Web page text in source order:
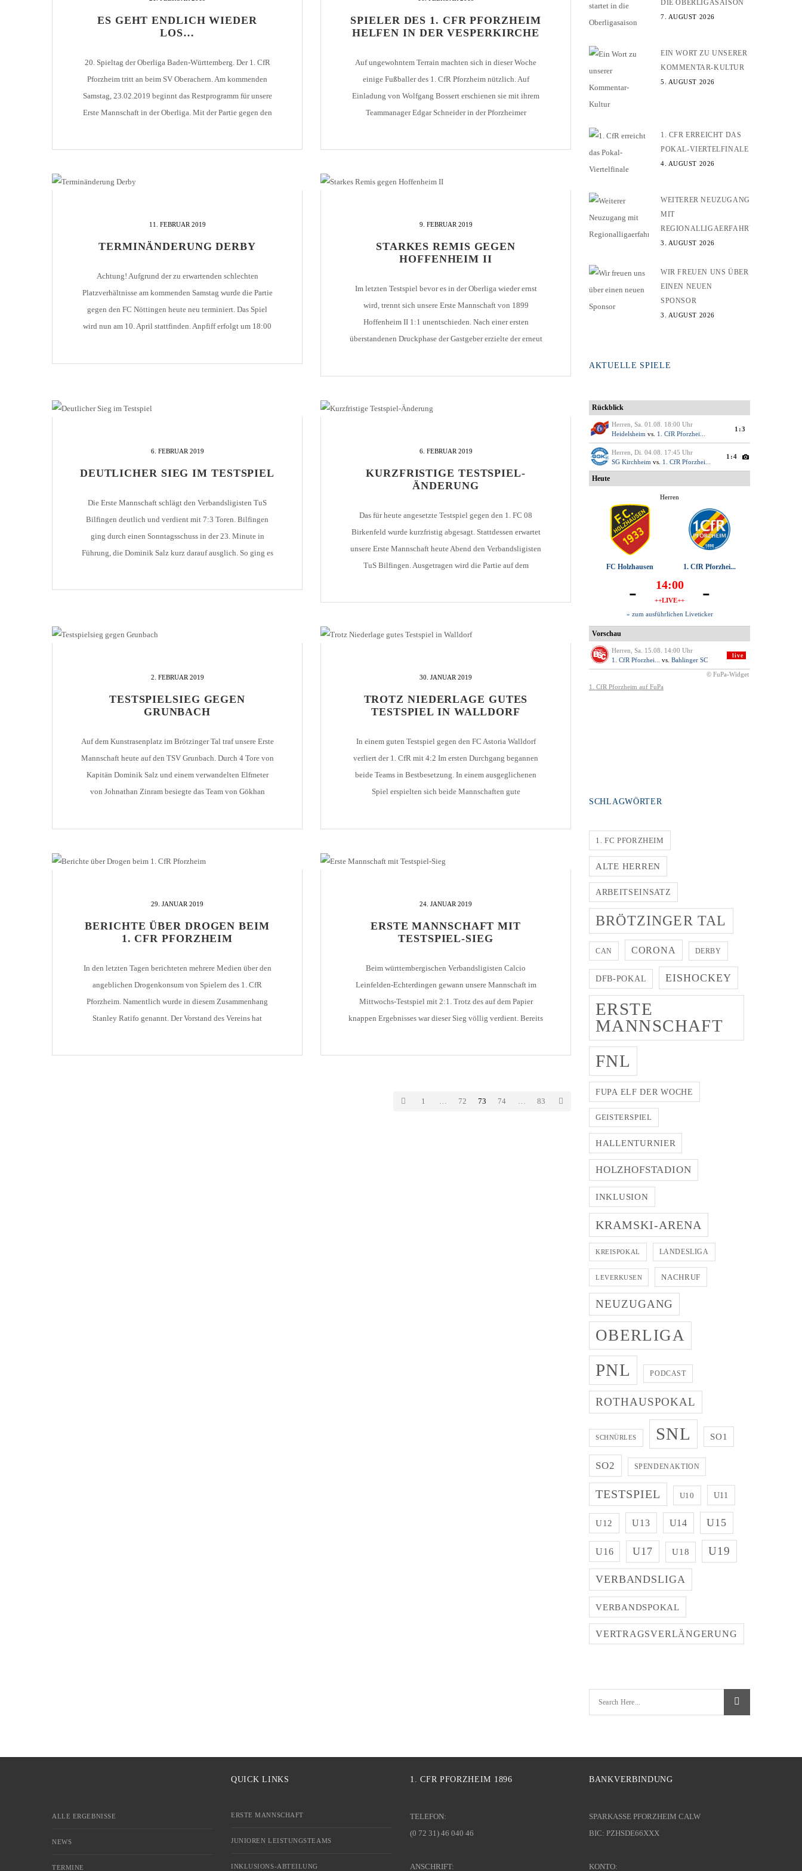
STATISTIK
LIGA – SPIELPLAN
LIGA – TORSCHÜTZEN
LIGA – WECHSELBÖRSE
U10 / E2 (2011)
U8 / F2
U7 / BAMBINI
MITGLIEDSCHAFT
1. CFR PFORZHEIM 1896
SAISON 2015/2016
SAISON 2016/2017
DOKUMENTE
ES GEHT ENDLICH WIEDER
LOS…
20. Spieltag der Oberliga Baden-Württemberg. Der 1. CfR
Pforzheim tritt an beim SV Oberachern. Am kommenden
Samstag, 23.02.2019 beginnt das Restprogramm für unsere
Erste Mannschaft in der Oberliga. Mit der Partie gegen den
SPIELER DES 1. CFR PFORZHEIM
HELFEN IN DER VESPERKIRCHE
Auf ungewohntem Terrain machten sich in dieser Woche
einige Fußballer des 1. CfR Pforzheim nützlich. Auf
Einladung von Wolfgang Bossert erschienen sie mit ihrem
Teammanager Edgar Schneider in der Pforzheimer
sie nach […]
11. FEBRUAR 2019
TERMINÄNDERUNG DERBY
Achtung! Aufgrund der zu erwartenden schlechten
Platzverhältnisse am kommenden Samstag wurde die Partie
gegen den FC Nöttingen heute neu terminiert. Das Spiel
wird nun am 10. April stattfinden. Anpfiff erfolgt um 18:00
9. FEBRUAR 2019
STARKES REMIS GEGEN
HOFFENHEIM II
Im letzten Testspiel bevor es in der Oberliga wieder ernst
wird, trennt sich unsere Erste Mannschaft von 1899
Hoffenheim II 1:1 unentschieden. Nach einer ersten
überstandenen Druckphase der Gastgeber erzielte der erneut
6. FEBRUAR 2019
DEUTLICHER SIEG IM TESTSPIEL
Die Erste Mannschaft schlägt den Verbandsligisten TuS
Bilfingen deutlich und verdient mit 7:3 Toren. Bilfingen
ging durch einen Sonntagsschuss in der 23. Minute in
Führung, die Dominik Salz kurz darauf ausglich. So ging es
6. FEBRUAR 2019
KURZFRISTIGE TESTSPIEL-
ÄNDERUNG
Das für heute angesetzte Testspiel gegen den 1. FC 08
Birkenfeld wurde kurzfristig abgesagt. Stattdessen erwartet
unsere Erste Mannschaft heute Abend den Verbandsligisten
TuS Bilfingen. Ausgetragen wird die Partie auf dem
2. FEBRUAR 2019
TESTSPIELSIEG GEGEN
GRUNBACH
Auf dem Kunstrasenplatz im Brötzinger Tal traf unsere Erste
Mannschaft heute auf den TSV Grunbach. Durch 4 Tore von
Kapitän Dominik Salz und einem verwandelten Elfmeter
von Johnathan Zinram besiegte das Team von Gökhan
30. JANUAR 2019
TROTZ NIEDERLAGE GUTES
TESTSPIEL IN WALLDORF
In einem guten Testspiel gegen den FC Astoria Walldorf
verliert der 1. CfR mit 4:2 Im ersten Durchgang begannen
beide Teams in Bestbesetzung. In einem ausgeglichenen
Spiel erspielten sich beide Mannschaften gute
29. JANUAR 2019
BERICHTE ÜBER DROGEN BEIM
1. CFR PFORZHEIM
In den letzten Tagen berichteten mehrere Medien über den
angeblichen Drogenkonsum von Spielern des 1. CfR
Pforzheim. Namentlich wurde in diesem Zusammenhang
Stanley Ratifo genannt. Der Vorstand des Vereins hat
24. JANUAR 2019
ERSTE MANNSCHAFT MIT
TESTSPIEL-SIEG
Beim württembergischen Verbandsligisten Calcio
Leinfelden-Echterdingen gewann unsere Mannschaft im
Mittwochs-Testspiel mit 2:1. Trotz des auf dem Papier
knappen Ergebnisses war dieser Sieg völlig verdient. Bereits
1
72 73 74 83
DIE OBERLIGASAISON
7. AUGUST 2026
EIN WORT ZU UNSERER
KOMMENTAR-KULTUR
5. AUGUST 2026
1. CFR ERREICHT DAS
POKAL-VIERTELFINALE
4. AUGUST 2026
WEITERER NEUZUGANG
MIT
REGIONALLIGAERFAHRUNG
3. AUGUST 2026
WIR FREUEN UNS ÜBER
EINEN NEUEN
SPONSOR
3. AUGUST 2026
AKTUELLE SPIELE
SCHLAGWÖRTER
1. FC PFORZHEIM
ALTE HERREN
ARBEITSEINSATZ
BRÖTZINGER TAL
CAN CORONA DERBY
DFB-POKAL EISHOCKEY
ERSTE
MANNSCHAFT
FNL
FUPA ELF DER WOCHE
GEISTERSPIEL
HALLENTURNIER
HOLZHOFSTADION
INKLUSION
KRAMSKI-ARENA
KREISPOKAL LANDESLIGA
LEVERKUSEN NACHRUF
NEUZUGANG
OBERLIGA
PNL PODCAST
ROTHAUSPOKAL
SCHNÜRLES SNL SO1
SO2 SPENDENAKTION
TESTSPIEL U10 U11
U12 U13 U14 U15
U16 U17 U18 U19
VERBANDSLIGA
VERBANDSPOKAL
VERTRAGSVERLÄNGERUNG
ALLE ERGEBNISSE
NEWS
TERMINE
QUICK LINKS
ERSTE MANNSCHAFT
JUNIOREN LEISTUNGSTEAMS
INKLUSIONS-ABTEILUNG
1. CFR PFORZHEIM 1896
TELEFON:
(0 72 31) 46 040 46
ANSCHRIFT:
BANKVERBINDUNG
SPARKASSE PFORZHEIM CALW
BIC: PZHSDE66XXX
KONTO: